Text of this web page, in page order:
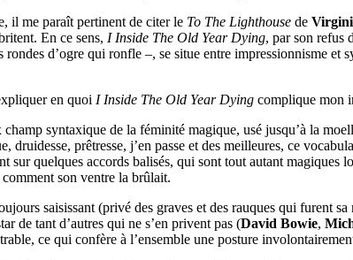
il me paraît pertinent de citer le To The Lighthouse de
En ce sens, I Inside The Old Year Dying, par son refus
rondes d’ogre qui ronfle –, se situe entre impressionnisme
en quoi I Inside The Old Year Dying complique mon
syntaxique de la féminité magique, usé jusqu’à la
druidesse, prêtresse, j’en passe et des meilleures, ce
sur quelques accords balisés, qui sont tout autant
son ventre la brûlait.
saisissant (privé des graves et des rauques qui furent
de tant d’autres qui ne s’en privent pas (David Bowie,
ce qui confère à l’ensemble une posture